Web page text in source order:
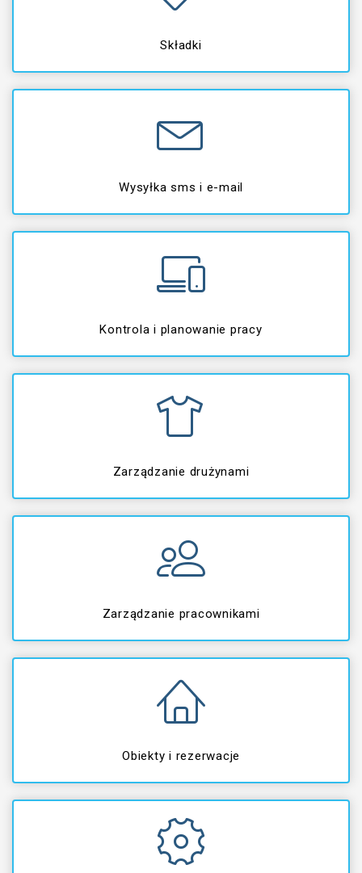
Składki
Wysyłka sms i e-mail
Kontrola i planowanie pracy
Zarządzanie drużynami
Zarządzanie pracownikami
Obiekty i rezerwacje